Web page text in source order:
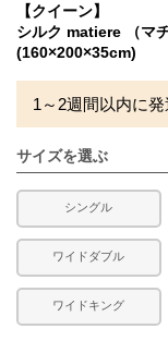
発生
合があ
【クイーン】
シルク matiere （マ
(160×200×35cm)
1～2週間以内に
サイズを選ぶ
シングル
ワイドダブル
ワイドキング